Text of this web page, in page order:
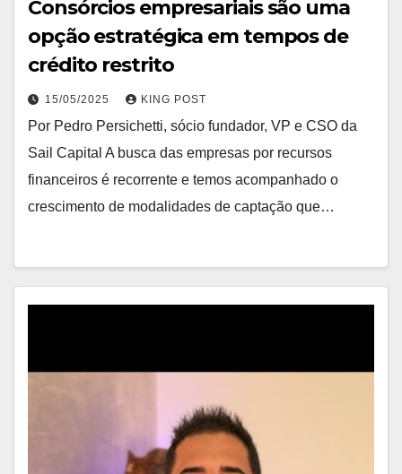
Consórcios empresariais são uma
opção estratégica em tempos de
crédito restrito
15/05/2025 KING POST
Por Pedro Persichetti, sócio fundador, VP e CSO da
Sail Capital A busca das empresas por recursos
financeiros é recorrente e temos acompanhado o
crescimento de modalidades de captação que…